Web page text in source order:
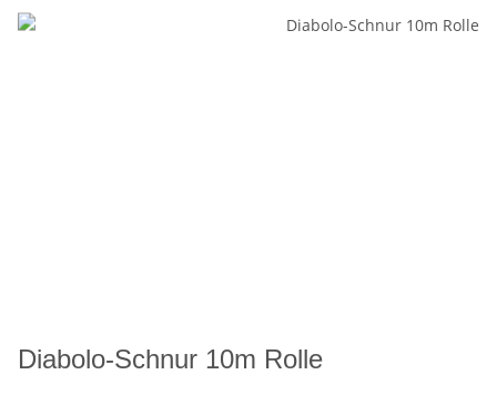
Diabolo-Schnur 10m Rolle